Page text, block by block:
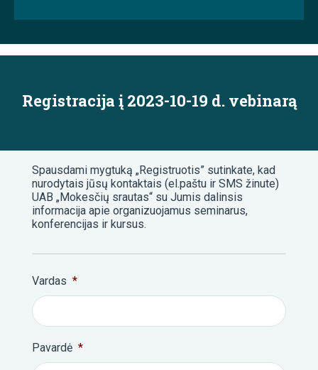
Registracija į 2023-10-19 d. vebinarą
Spausdami mygtuką „Registruotis” sutinkate, kad
nurodytais jūsų kontaktais (el.paštu ir SMS žinute)
UAB „Mokesčių srautas“ su Jumis dalinsis
informacija apie organizuojamus seminarus,
konferencijas ir kursus.
Vardas *
Pavardė *